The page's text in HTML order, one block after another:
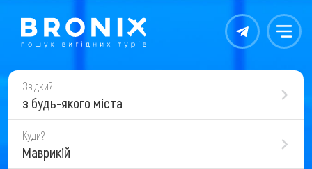
Контакты Меню
Звідки?
з будь-якого міста
Куди?
Маврикій